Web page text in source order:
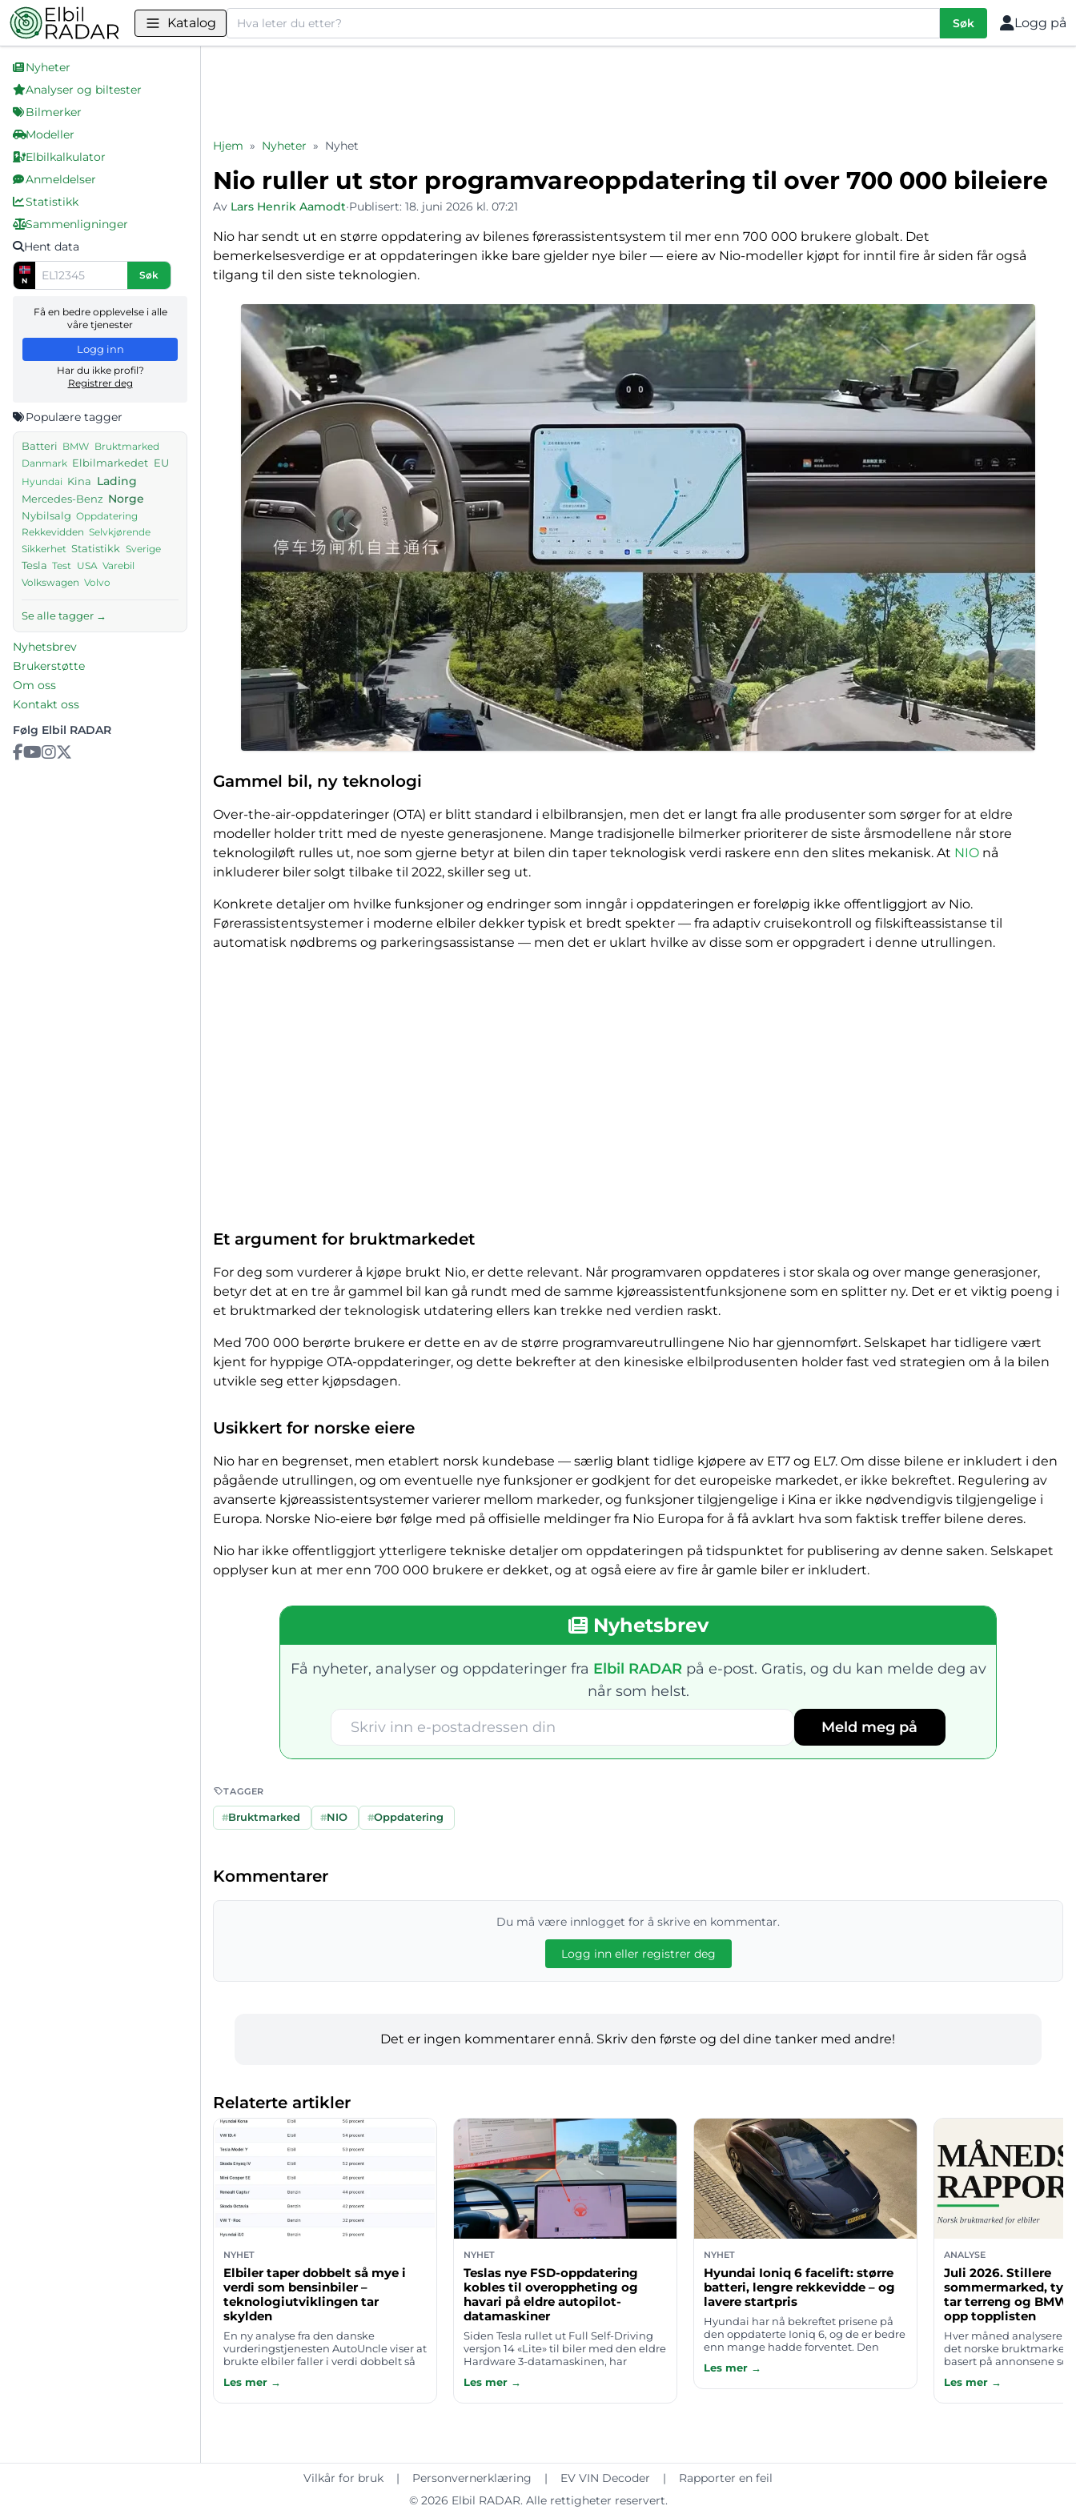
Katalog Søk Søk Logg på
Nyheter
Analyser og biltester
Bilmerker
Modeller
Elbilkalkulator
Anmeldelser
Statistikk
Sammenligninger
Hent data
N Søk
Få en bedre opplevelse i alle
våre tjenester
Logg inn
Har du ikke profil?
Registrer deg
Populære tagger
Batteri BMW Bruktmarked
Danmark Elbilmarkedet EU
Hyundai Kina Lading
Mercedes-Benz Norge
Nybilsalg Oppdatering
Rekkevidden Selvkjørende
Sikkerhet Statistikk Sverige
Tesla Test USA Varebil
Volkswagen Volvo
Se alle tagger →
Nyhetsbrev
Brukerstøtte
Om oss
Kontakt oss
Følg Elbil RADAR
Hjem » Nyheter » Nyhet
Nio ruller ut stor programvareoppdatering til over 700 000 bileiere
Av Lars Henrik Aamodt•Publisert: 18. juni 2026 kl. 07:21
Nio har sendt ut en større oppdatering av bilenes førerassistentsystem til mer enn 700 000 brukere globalt. Det
bemerkelsesverdige er at oppdateringen ikke bare gjelder nye biler — eiere av Nio-modeller kjøpt for inntil fire år siden får også
tilgang til den siste teknologien.
Gammel bil, ny teknologi
Over-the-air-oppdateringer (OTA) er blitt standard i elbilbransjen, men det er langt fra alle produsenter som sørger for at eldre
modeller holder tritt med de nyeste generasjonene. Mange tradisjonelle bilmerker prioriterer de siste årsmodellene når store
teknologiløft rulles ut, noe som gjerne betyr at bilen din taper teknologisk verdi raskere enn den slites mekanisk. At NIO nå
inkluderer biler solgt tilbake til 2022, skiller seg ut.
Konkrete detaljer om hvilke funksjoner og endringer som inngår i oppdateringen er foreløpig ikke offentliggjort av Nio.
Førerassistentsystemer i moderne elbiler dekker typisk et bredt spekter — fra adaptiv cruisekontroll og filskifteassistanse til
automatisk nødbrems og parkeringsassistanse — men det er uklart hvilke av disse som er oppgradert i denne utrullingen.
Et argument for bruktmarkedet
For deg som vurderer å kjøpe brukt Nio, er dette relevant. Når programvaren oppdateres i stor skala og over mange generasjoner,
betyr det at en tre år gammel bil kan gå rundt med de samme kjøreassistentfunksjonene som en splitter ny. Det er et viktig poeng i
et bruktmarked der teknologisk utdatering ellers kan trekke ned verdien raskt.
Med 700 000 berørte brukere er dette en av de større programvareutrullingene Nio har gjennomført. Selskapet har tidligere vært
kjent for hyppige OTA-oppdateringer, og dette bekrefter at den kinesiske elbilprodusenten holder fast ved strategien om å la bilen
utvikle seg etter kjøpsdagen.
Usikkert for norske eiere
Nio har en begrenset, men etablert norsk kundebase — særlig blant tidlige kjøpere av ET7 og EL7. Om disse bilene er inkludert i den
pågående utrullingen, og om eventuelle nye funksjoner er godkjent for det europeiske markedet, er ikke bekreftet. Regulering av
avanserte kjøreassistentsystemer varierer mellom markeder, og funksjoner tilgjengelige i Kina er ikke nødvendigvis tilgjengelige i
Europa. Norske Nio-eiere bør følge med på offisielle meldinger fra Nio Europa for å få avklart hva som faktisk treffer bilene deres.
Nio har ikke offentliggjort ytterligere tekniske detaljer om oppdateringen på tidspunktet for publisering av denne saken. Selskapet
opplyser kun at mer enn 700 000 brukere er dekket, og at også eiere av fire år gamle biler er inkludert.
Nyhetsbrev
Få nyheter, analyser og oppdateringer fra Elbil RADARpå e-post. Gratis, og du kan melde deg av
når som helst.
Meld meg på
TAGGER
#Bruktmarked #NIO #Oppdatering
Kommentarer
Du må være innlogget for å skrive en kommentar.
Logg inn eller registrer deg
Det er ingen kommentarer ennå. Skriv den første og del dine tanker med andre!
Relaterte artikler
NYHET
Elbiler taper dobbelt så mye i
verdi som bensinbiler –
teknologiutviklingen tar
skylden
En ny analyse fra den danske
vurderingstjenesten AutoUncle viser at
brukte elbiler faller i verdi dobbelt så
årsmodell 2022 har elbiler i sni…
Les mer →
NYHET
Teslas nye FSD-oppdatering
kobles til overoppheting og
havari på eldre autopilot-
datamaskiner
Siden Tesla rullet ut Full Self-Driving
versjon 14 «Lite» til biler med den eldre
Hardware 3-datamaskinen, har
om overopphetingsvarsler fra Auto…
Les mer →
NYHET
Hyundai Ioniq 6 facelift: større
batteri, lengre rekkevidde – og
lavere startpris
Hyundai har nå bekreftet prisene på
den oppdaterte Ioniq 6, og de er bedre
enn mange hadde forventet. Den
våren 2025, kommer med markant
størr…
Les mer →
ANALYSE
Juli 2026. Stillere
sommermarked,
tar terreng og BMW
opp topplisten
Hver måned analyserer
det norske
basert på annonsene
med færre biler til salgs
Les mer →
Vilkår for bruk | Personvernerklæring | EV VIN Decoder |
Rapporter en feil
© 2026 Elbil RADAR. Alle rettigheter reservert.